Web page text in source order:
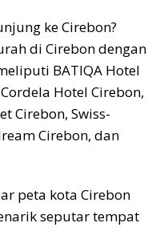
ke Cirebon?
di Cirebon dengan
BATIQA Hotel
Hotel Cirebon,
Cirebon, Swiss-
Cirebon, dan
peta kota Cirebon
seputar tempat